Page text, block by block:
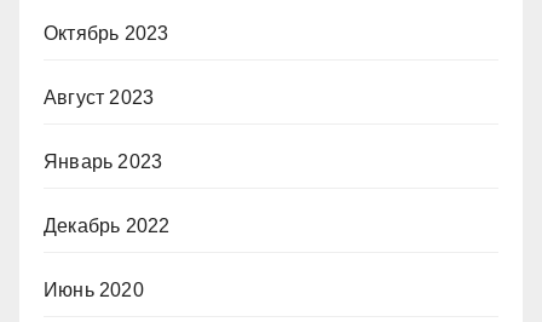
Октябрь 2023
Август 2023
Январь 2023
Декабрь 2022
Июнь 2020